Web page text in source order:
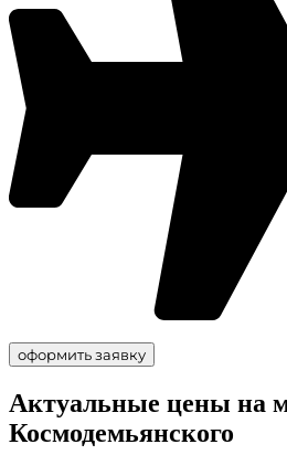
Актуальные цены на
Космодемьянского